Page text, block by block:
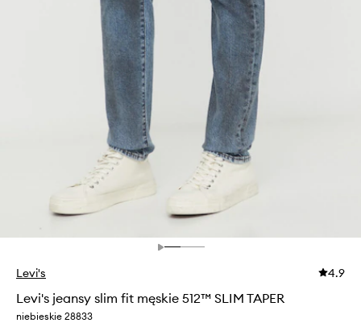
Levi's 4.9
Levi's jeansy slim fit męskie 512™ SLIM TAPER
niebieskie 28833